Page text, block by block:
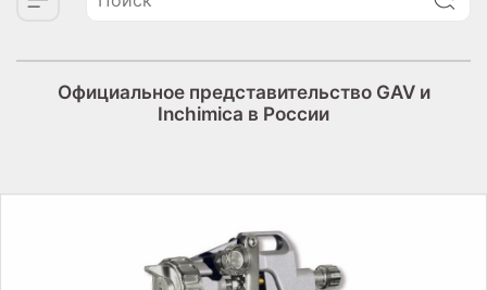
Официальное представительство GAV и
Inchimica в России